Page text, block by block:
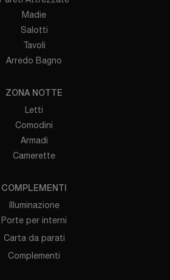
Madie
Salotti
Tavoli
Arredo Bagno
ZONA NOTTE
Letti
Comodini
Armadi
Camerette
COMPLEMENTI
Illuminazione
Porte per interni
Carta da parati
Complementi